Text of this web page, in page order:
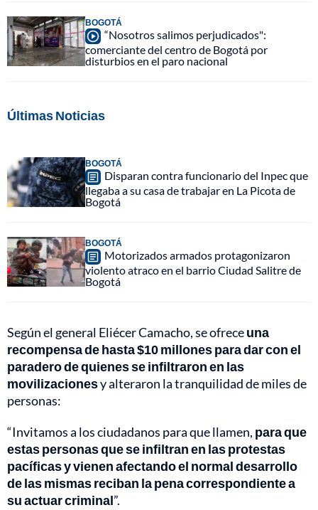
BOGOTÁ
“Nosotros salimos perjudicados":
comerciante del centro de Bogotá por
disturbios en el paro nacional
Últimas Noticias
BOGOTÁ
Disparan contra funcionario del Inpec que
llegaba a su casa de trabajar en La Picota de
Bogotá
BOGOTÁ
Motorizados armados protagonizaron
violento atraco en el barrio Ciudad Salitre de
Bogotá
Según el general Eliécer Camacho, se ofreceuna
recompensa de hasta $10 millones para dar con el
paradero de quienes se infiltraron en las
movilizacionesy alteraron la tranquilidad de miles de
personas:
“Invitamos a los ciudadanos para que llamen, para que
estas personas que se infiltran en las protestas
pacíficas y vienen afectando el normal desarrollo
de las mismas reciban la pena correspondiente a
su actuar criminal”.